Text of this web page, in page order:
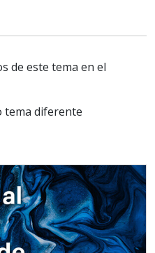
de este tema en el
tema diferente